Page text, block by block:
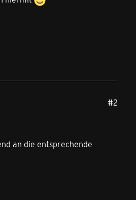
#2
an die entsprechende